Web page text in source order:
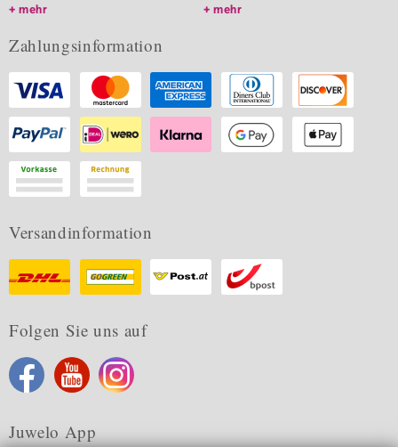
mehr
mehr
Zahlungsinformation
Versandinformation
Folgen Sie uns auf
Juwelo App